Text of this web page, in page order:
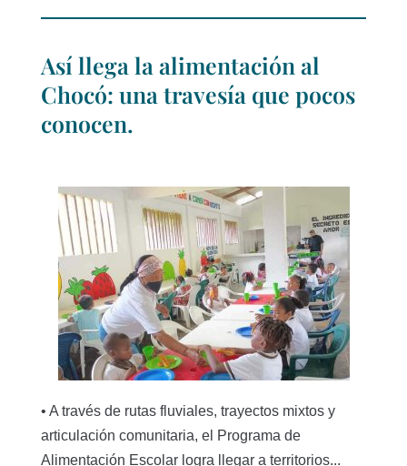
Así llega la alimentación al
Chocó: una travesía que pocos
conocen.
• A través de rutas fluviales, trayectos mixtos y
articulación comunitaria, el Programa de
Alimentación Escolar logra llegar a territorios...